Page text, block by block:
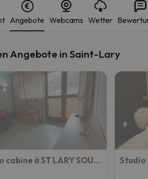
Angebote Webcams Wetter
Angebote in Saint-Lary
Agréable studio cabine à ST LARY SOULAN - 5 couchages Studio